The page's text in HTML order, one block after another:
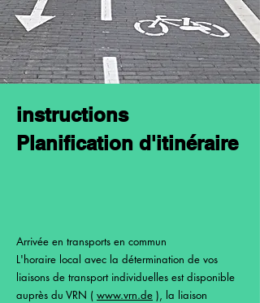
instructions
Planification d'itinéraire
Arrivée en transports en commun
L'horaire local avec la détermination de vos
liaisons de transport individuelles est disponible
auprès du VRN ( www.vrn.de ), la liaison